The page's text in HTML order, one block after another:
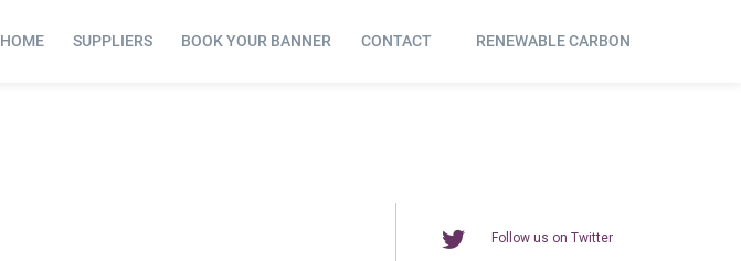
HOME SUPPLIERS BOOK YOUR BANNER CONTACT RENEWABLE CARBON
Follow us on Twitter